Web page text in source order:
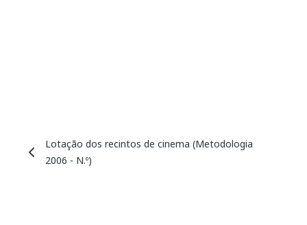
Lotação dos recintos de cinema (Metodologia
2006 - N.º)